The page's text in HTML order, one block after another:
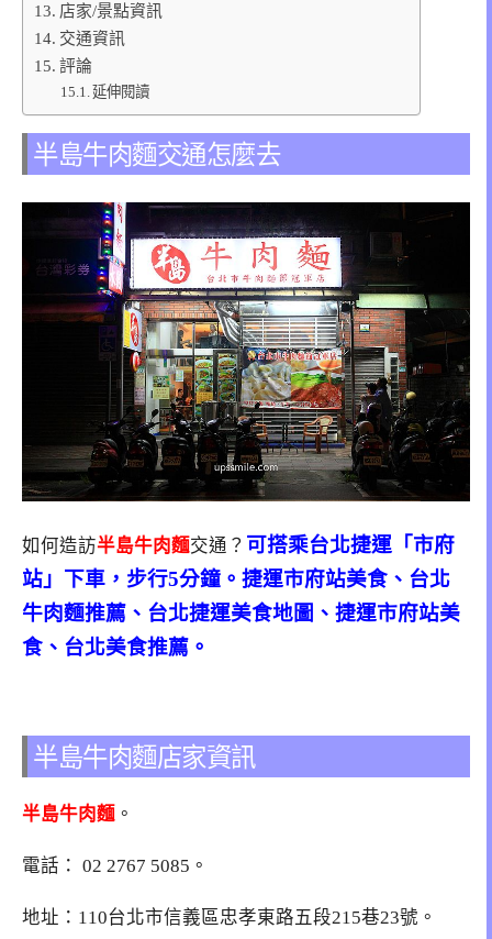
店家/景點資訊
交通資訊
評論
延伸閱讀
半島牛肉麵交通怎麼去
如何造訪半島牛肉麵交通？ 可搭乘台北捷運「市府
站」下車，步行5分鐘。捷運市府站美食、台北
牛肉麵推薦、台北捷運美食地圖、捷運市府站美
食、台北美食推薦。
半島牛肉麵店家資訊
半島牛肉麵 。
電話： 02 2767 5085。
地址：110台北市信義區忠孝東路五段215巷23號。